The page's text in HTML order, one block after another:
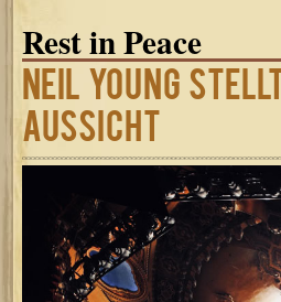
Rest in Peace
Neil Young
Aussicht